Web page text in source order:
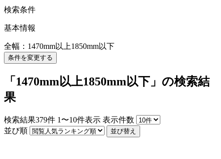
検索条件
基本情報
全幅：1470mm以上1850mm以下
条件を変更する
「1470mm以上1850mm以下」の検索結
果
検索結果379件 1〜10件表示 表示件数
並び順
並び替え